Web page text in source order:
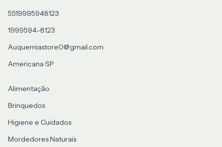
5519995948123
1999594-8123
Auquemiastore0@gmail.com
Americana SP
Alimentação
Brinquedos
Higiene e Cuidados
Mordedores Naturais